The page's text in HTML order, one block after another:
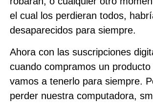
el cual los perdieran todos,
desaparecidos para siempre.
Ahora con las suscripciones
cuando compramos un producto
vamos a tenerlo para siempre.
perder nuestra computadora,